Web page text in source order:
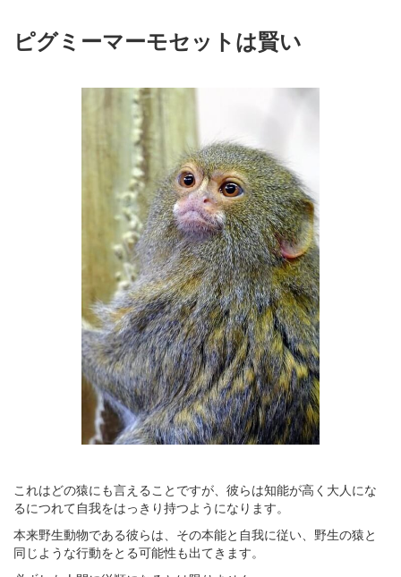
ピグミーマーモセットは賢い
これはどの猿にも言えることですが、彼らは知能が高く大人にな
るにつれて自我をはっきり持つようになります。
本来野生動物である彼らは、その本能と自我に従い、野生の猿と
同じような行動をとる可能性も出てきます。